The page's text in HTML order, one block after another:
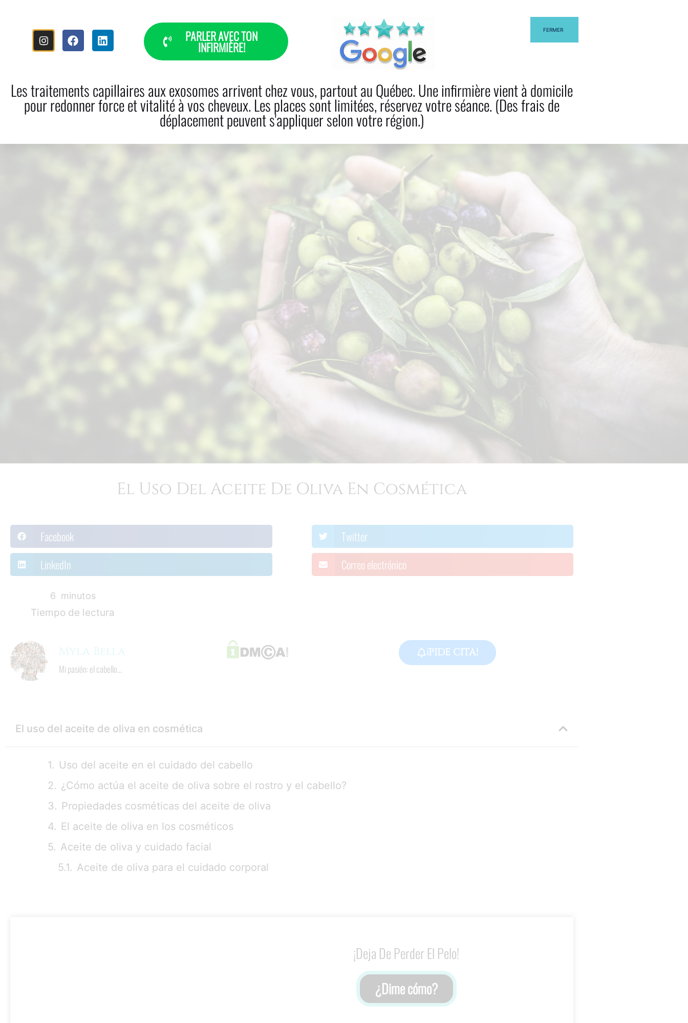
PRODUCTOS
El Uso Del Aceite De Oliva En Cosmética
Facebook
Twitter
LinkedIn
Correo electrónico
Tiempo de lectura
8
  minutos
Myla Bella
Mi pasión: el cabello...
¡PIDE CITA!
El uso del aceite de oliva en cosmética
Uso del aceite en el cuidado del cabello
¿Cómo actúa el aceite de oliva sobre el rostro y el cabello?
Propiedades cosméticas del aceite de oliva
El aceite de oliva en los cosméticos
Aceite de oliva y cuidado facial
Aceite de oliva para el cuidado corporal
¡Deja De Perder El Pelo!
¿Dime cómo?
PARLER AVEC TON
INFIRMIÈRE!
FERMER
Les traitements capillaires aux exosomes arrivent chez vous, partout au Québec. Une infirmière vient à domicile
pour redonner force et vitalité à vos cheveux. Les places sont limitées, réservez votre séance. (Des frais de
déplacement peuvent s'appliquer selon votre région.)